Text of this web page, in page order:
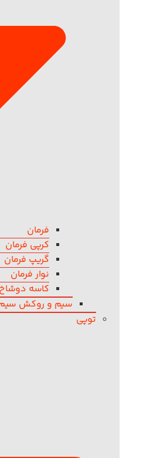
فرمان
کرپی فرمان
گریپ فرمان
نوار فرمان
کاسه دوشاخ
سیم و روکش سیم
توپی